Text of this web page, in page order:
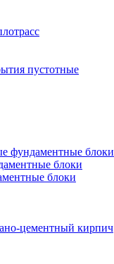
пустотные
фундаментные блоки
блоки
блоки
цементный кирпич